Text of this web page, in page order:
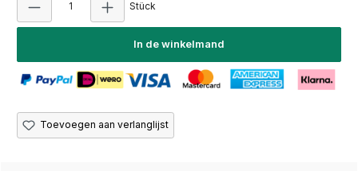
Stück
In de winkelmand
Toevoegen aan verlanglijst